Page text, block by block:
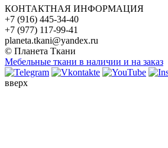
КОНТАКТНАЯ ИНФОРМАЦИЯ
+7 (916) 445-34-40
+7 (977) 117-99-41
planeta.tkani@yandex.ru
© Планета Ткани
Мебельные ткани в наличии и на заказ
вверх